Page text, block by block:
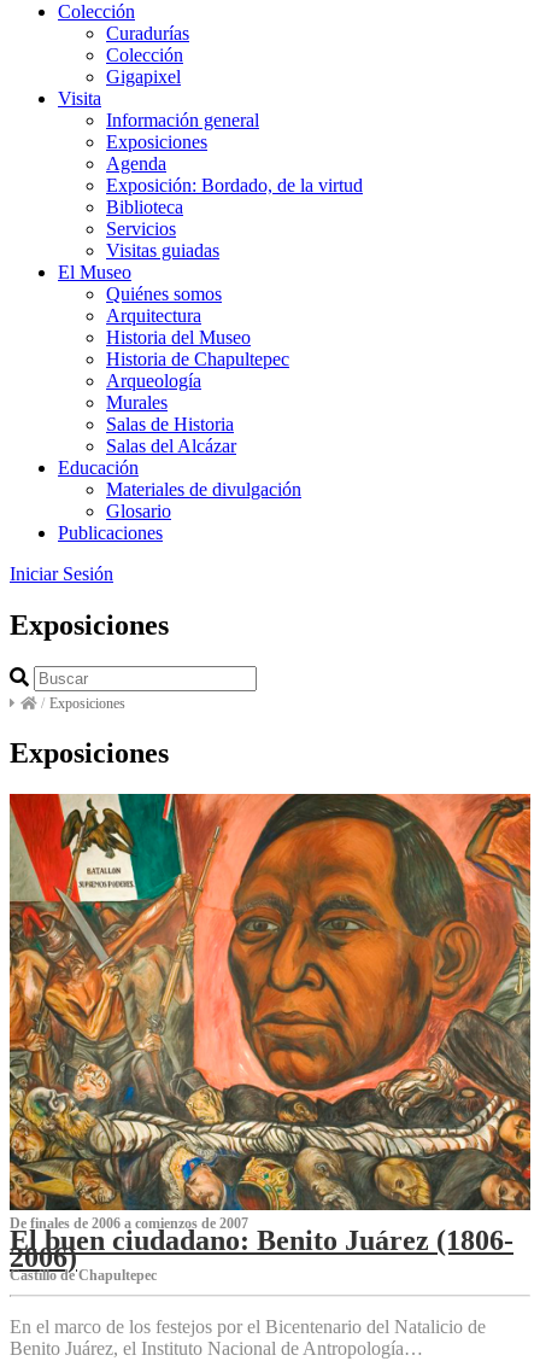
Colección
Curadurías
Colección
Gigapixel
Visita
Información general
Exposiciones
Agenda
Exposición: Bordado, de la virtud
Biblioteca
Servicios
Visitas guiadas
El Museo
Quiénes somos
Arquitectura
Historia del Museo
Historia de Chapultepec
Arqueología
Murales
Salas de Historia
Salas del Alcázar
Educación
Materiales de divulgación
Glosario
Publicaciones
Iniciar Sesión
Exposiciones
/ Exposiciones
Exposiciones
De finales de 2006 a comienzos de 2007
El buen ciudadano: Benito Juárez (1806-
2006)
Castillo de Chapultepec
En el marco de los festejos por el Bicentenario del Natalicio de
Benito Juárez, el Instituto Nacional de Antropología…